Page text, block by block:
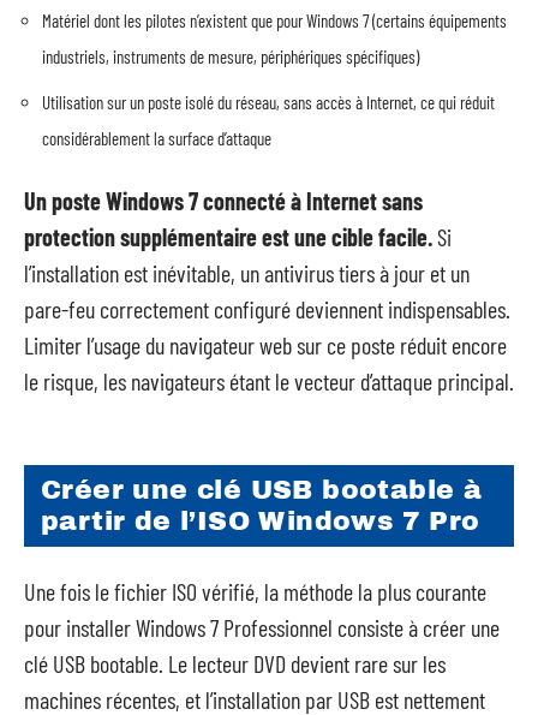
Matériel dont les pilotes n’existent que pour Windows 7 (certains équipements
industriels, instruments de mesure, périphériques spécifiques)
Utilisation sur un poste isolé du réseau, sans accès à Internet, ce qui réduit
considérablement la surface d’attaque
Un poste Windows 7 connecté à Internet sans
protection supplémentaire est une cible facile.Si
l’installation est inévitable, un antivirus tiers à jour et un
pare-feu correctement configuré deviennent indispensables.
Limiter l’usage du navigateur web sur ce poste réduit encore
le risque, les navigateurs étant le vecteur d’attaque principal.
Créer une clé USB bootable à
partir de l’ISO Windows 7 Pro
Une fois le fichier ISO vérifié, la méthode la plus courante
pour installer Windows 7 Professionnel consiste à créer une
clé USB bootable. Le lecteur DVD devient rare sur les
machines récentes, et l’installation par USB est nettement